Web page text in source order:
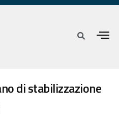
di stabilizzazione